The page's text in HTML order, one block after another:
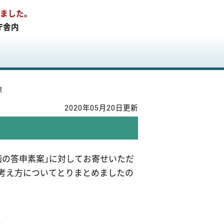
した。
舎内
2020年05月20日更新
答申素案」に対してお寄せいただ
え方についてとりまとめましたの